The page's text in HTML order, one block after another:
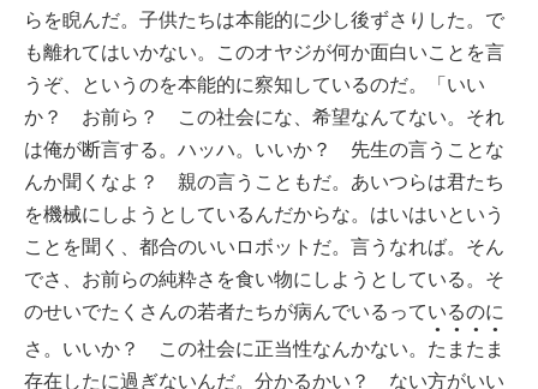
らを睨んだ。子供たちは本能的に少し後ずさりした。で
も離れてはいかない。このオヤジが何か面白いことを言
うぞ、というのを本能的に察知しているのだ。「いい
か？ お前ら？ この社会にな、希望なんてない。それ
は俺が断言する。ハッハ。いいか？ 先生の言うことな
んか聞くなよ？ 親の言うこともだ。あいつらは君たち
を機械にしようとしているんだからな。はいはいという
ことを聞く、都合のいいロボットだ。言うなれば。そん
でさ、お前らの純粋さを食い物にしようとしている。そ
のせいでたくさんの若者たちが病んでいるっているのに
さ。いいか？ この社会に正当性なんかない。 たまたま
●●●●
存在したに過ぎないんだ。分かるかい？ ない方がいい